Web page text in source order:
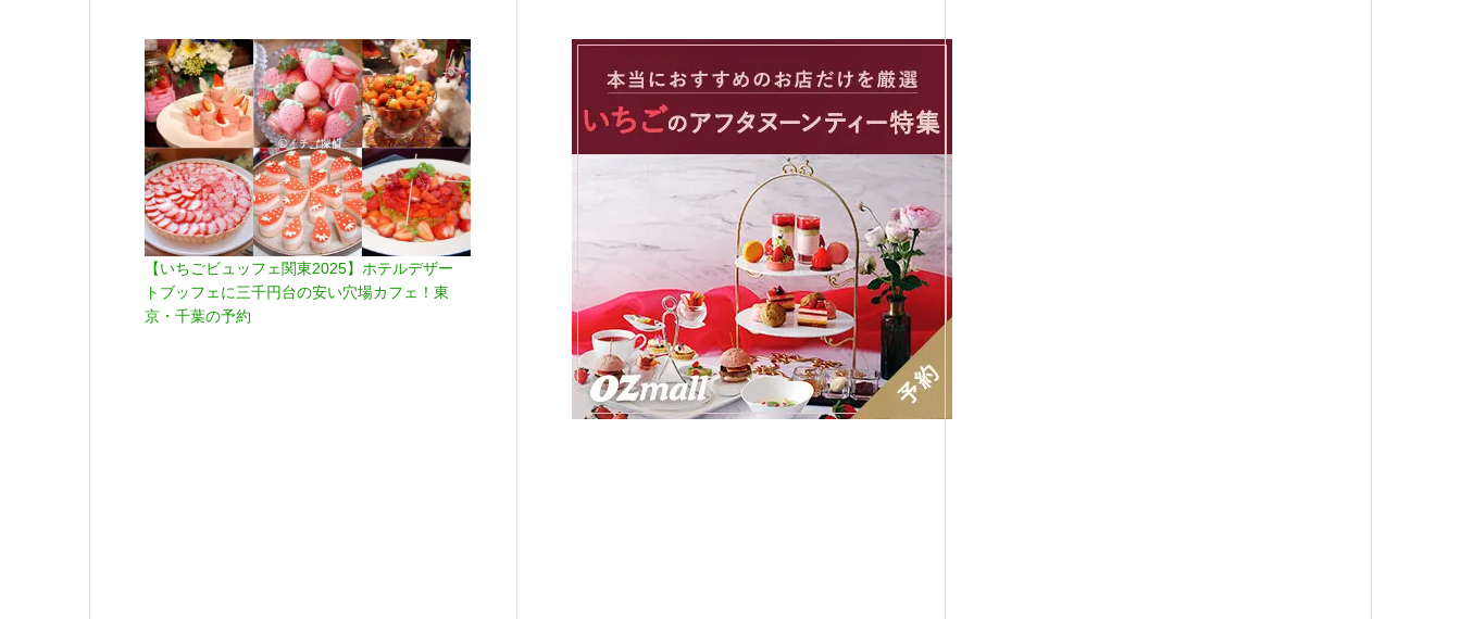
【いちごビュッフェ関東2025】ホテルデザー
トブッフェに三千円台の安い穴場カフェ！東
京・千葉の予約